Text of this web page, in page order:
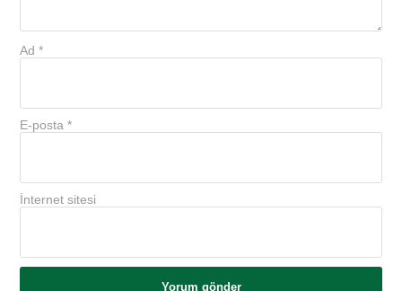
Ad*
E-posta*
İnternet sitesi